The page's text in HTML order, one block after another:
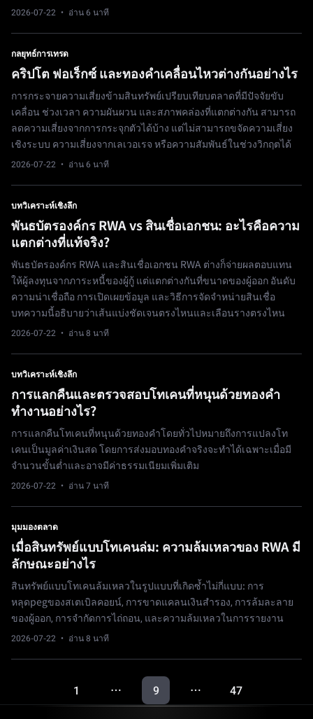
2026-07-22 · อ่าน 6 นาที
กลยุทธ์การเทรด
คริปโต ฟอเร็กซ์ และทองคำเคลื่อนไหวต่างกันอย่างไร
การกระจายความเสี่ยงข้ามสินทรัพย์เปรียบเทียบตลาดที่มีปัจจัยขับ
เคลื่อน ช่วงเวลา ความผันผวน และสภาพคล่องที่แตกต่างกัน สามารถ
ลดความเสี่ยงจากการกระจุกตัวได้บ้าง แต่ไม่สามารถขจัดความเสี่ยง
เชิงระบบ ความเสี่ยงจากเลเวอเรจ หรือความสัมพันธ์ในช่วงวิกฤตได้
2026-07-22 · อ่าน 6 นาที
บทวิเคราะห์เชิงลึก
พันธบัตรองค์กร RWA vs สินเชื่อเอกชน: อะไรคือความ
แตกต่างที่แท้จริง?
พันธบัตรองค์กร RWA และสินเชื่อเอกชน RWA ต่างก็จ่ายผลตอบแทน
ให้ผู้ลงทุนจากภาระหนี้ของผู้กู้ แต่แตกต่างกันที่ขนาดของผู้ออก อันดับ
ความน่าเชื่อถือ การเปิดเผยข้อมูล และวิธีการจัดจำหน่ายสินเชื่อ
บทความนี้อธิบายว่าเส้นแบ่งชัดเจนตรงไหนและเลือนรางตรงไหน
2026-07-22 · อ่าน 8 นาที
บทวิเคราะห์เชิงลึก
การแลกคืนและตรวจสอบโทเคนที่หนุนด้วยทองคำ
ทำงานอย่างไร?
การแลกคืนโทเคนที่หนุนด้วยทองคำโดยทั่วไปหมายถึงการแปลงโท
เคนเป็นมูลค่าเงินสด โดยการส่งมอบทองคำจริงจะทำได้เฉพาะเมื่อมี
จำนวนขั้นต่ำและอาจมีค่าธรรมเนียมเพิ่มเติม
2026-07-22 · อ่าน 7 นาที
มุมมองตลาด
เมื่อสินทรัพย์แบบโทเคนล่ม: ความล้มเหลวของ RWA มี
ลักษณะอย่างไร
สินทรัพย์แบบโทเคนล้มเหลวในรูปแบบที่เกิดซ้ำไม่กี่แบบ: การ
หลุดpegของสเตเบิลคอยน์, การขาดแคลนเงินสำรอง, การล้มละลาย
ของผู้ออก, การจำกัดการไถ่ถอน, และความล้มเหลวในการรายงาน
2026-07-22 · อ่าน 8 นาที
1 … 9 … 47